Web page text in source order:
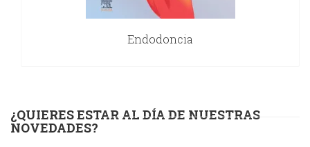
Endodoncia
¿QUIERES ESTAR AL DÍA DE NUESTRAS
NOVEDADES?